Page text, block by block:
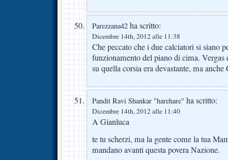
Parezzana42 ha scritto:
Dicembre 14th, 2012 alle 11:38
Che peccato che i due calciatori si siano
funzionamento del piano di cima. Vergas
su quella corsia era devastante, ma
Pandit Ravi Shankar "harehare" ha scritto:
Dicembre 14th, 2012 alle 11:40
A Gianluca
te tu scherzi, ma la gente come la tua
mandano avanti questa povera Nazione.